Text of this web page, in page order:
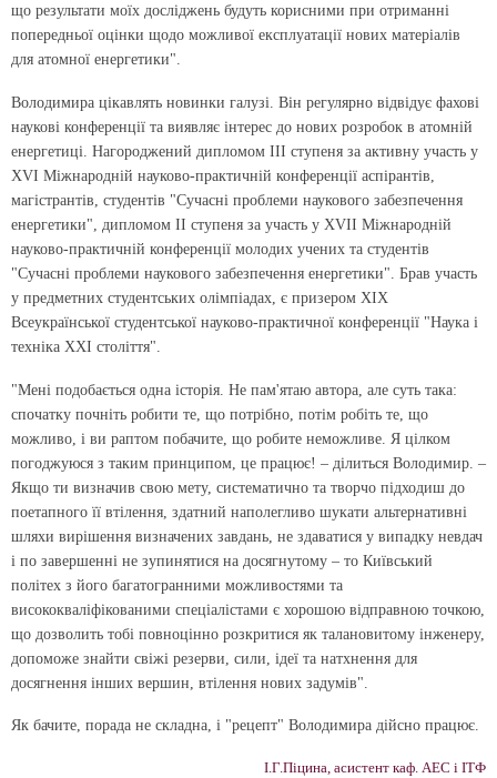
що результати моїх досліджень будуть корисними при отриманні
попередньої оцінки щодо можливої експлуатації нових матеріалів
для атомної енергетики".
Володимира цікавлять новинки галузі. Він регулярно відвідує фахові
наукові конференції та виявляє інтерес до нових розробок в атомній
енергетиці. Нагороджений дипломом ІІІ ступеня за активну участь у
XVI Міжнародній науково-практичній конференції аспірантів,
магістрантів, студентів "Сучасні проблеми наукового забезпечення
енергетики", дипломом ІІ ступеня за участь у XVIІ Міжнародній
науково-практичній конференції молодих учених та студентів
"Сучасні проблеми наукового забезпечення енергетики". Брав участь
у предметних студентських олімпіадах, є призером XІХ
Всеукраїнської студентської науково-практичної конференції "Наука і
техніка ХХІ століття".
"Мені подобається одна історія. Не пам'ятаю автора, але суть така:
спочатку почніть робити те, що потрібно, потім робіть те, що
можливо, і ви раптом побачите, що робите неможливе. Я цілком
погоджуюся з таким принципом, це працює! – ділиться Володимир. –
Якщо ти визначив свою мету, систематично та творчо підходиш до
поетапного її втілення, здатний наполегливо шукати альтернативні
шляхи вирішення визначених завдань, не здаватися у випадку невдач
і по завершенні не зупинятися на досягнутому – то Київський
політех з його багатогранними можливостями та
висококваліфікованими спеціалістами є хорошою відправною точкою,
що дозволить тобі повноцінно розкритися як талановитому інженеру,
допоможе знайти свіжі резерви, сили, ідеї та натхнення для
досягнення інших вершин, втілення нових задумів".
Як бачите, порада не складна, і "рецепт" Володимира дійсно працює.
І.Г.Піцина, асистент каф. АЕС і ІТФ